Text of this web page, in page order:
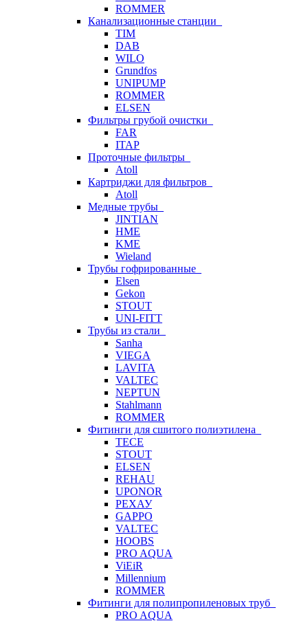
ROMMER
Канализационные станции
TIM
DAB
WILO
Grundfos
UNIPUMP
ROMMER
ELSEN
Фильтры грубой очистки
FAR
ITAP
Проточные фильтры
Atoll
Картриджи для фильтров
Atoll
Медные трубы
JINTIAN
HME
KME
Wieland
Трубы гофрированные
Elsen
Gekon
STOUT
UNI-FITT
Трубы из стали
Sanha
VIEGA
LAVITA
VALTEC
NEPTUN
Stahlmann
ROMMER
Фитинги для сшитого полиэтилена
TECE
STOUT
ELSEN
REHAU
UPONOR
РЕХАУ
GAPPO
VALTEC
HOOBS
PRO AQUA
ViEiR
Millennium
ROMMER
Фитинги для полипропиленовых труб
PRO AQUA